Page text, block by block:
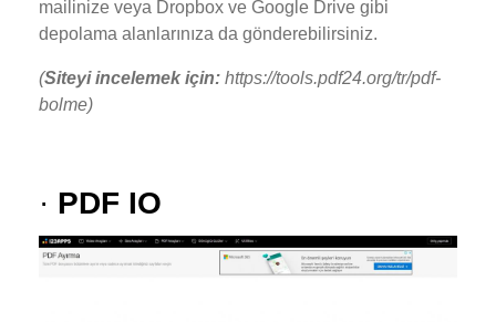
mailinize veya Dropbox ve Google Drive gibi
depolama alanlarınıza da gönderebilirsiniz.
(Siteyi incelemek için: https://tools.pdf24.org/tr/pdf-
bolme)
· PDF IO